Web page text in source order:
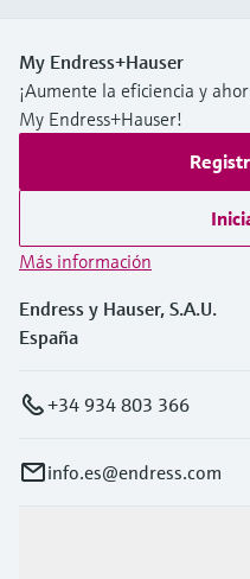
My Endress+Hauser
¡Aumente la eficiencia y
My Endress+Hauser!
Más información
Endress y Hauser, S.A.U.
España
+34 934 803 366
info.es@endress.com